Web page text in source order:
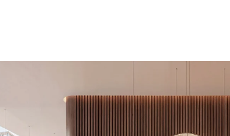
ᲒᲐᲚᲔᲠᲔᲐ
Skylux: ჩვენ ვაშენებთ არა მხოლოდ